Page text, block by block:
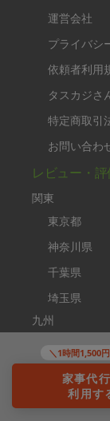
＼1時間1,500
家事代
利用す
運営会社
プライバシ
依頼者利用
タスカジさ
特定商取引
お問い合わ
レビュー・評
関東
東京都
神奈川県
千葉県
埼玉県
九州
コンテンツ
タスカジ